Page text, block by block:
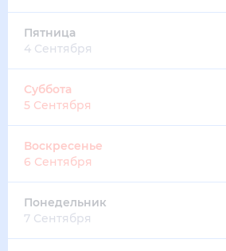
Пятница
4 Сентября
Суббота
5 Сентября
Воскресенье
6 Сентября
Понедельник
7 Сентября